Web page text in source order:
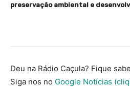
preservação ambiental e
Deu na Rádio Caçula? Fique
Siga nos no Google Notícias